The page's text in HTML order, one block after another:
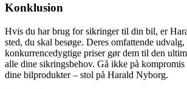
Konklusion
Hvis du har brug for sikringer til din bil, er
sted, du skal besøge. Deres omfattende
konkurrencedygtige priser gør dem til den
alle dine sikringsbehov. Gå ikke på
dine bilprodukter – stol på Harald Nyborg.